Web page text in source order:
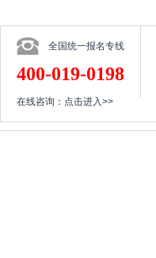
全国统一报名专线
400-019-0198
在线咨询： 点击进入>>